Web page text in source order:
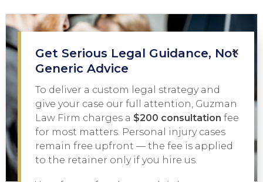
×
Get Serious Legal Guidance, Not
Generic Advice
To deliver a custom legal strategy and
give your case our full attention, Guzman
Law Firm charges a $200 consultation fee
for most matters. Personal injury cases
remain free upfront — the fee is applied
to the retainer only if you hire us.